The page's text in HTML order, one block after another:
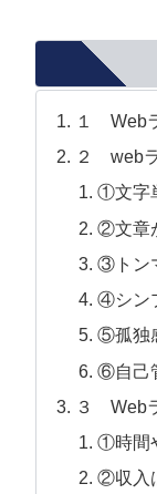
１ Web
２ web
①文字
②文章
③トン
④シン
⑤孤独
⑥自己
３ Web
①時間
②収入